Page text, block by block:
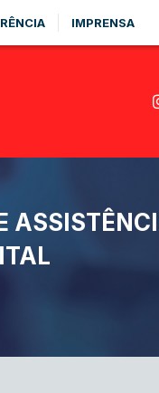
IMPRENSA